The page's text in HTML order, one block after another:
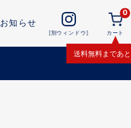
お知らせ
[別ウィンドウ]
0
カート
送料無料まであと